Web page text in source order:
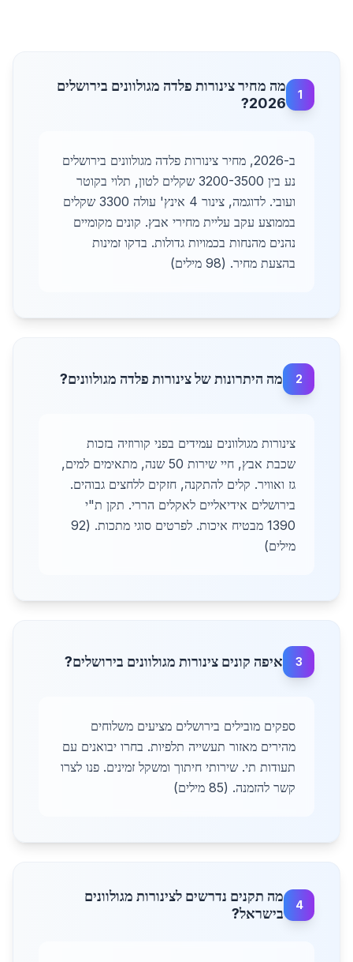
1
מה מחיר צינורות פלדה מגולוונים בירושלים
2026?
ב-2026, מחיר צינורות פלדה מגולוונים בירושלים
נע בין 3200-3500 שקלים לטון, תלוי בקוטר
ועובי. לדוגמה, צינור 4 אינץ' עולה 3300 שקלים
בממוצע עקב עליית מחירי אבץ. קונים מקומיים
נהנים מהנחות בכמויות גדולות. בדקו זמינות
בהצעת מחיר. (98 מילים)
2 מה היתרונות של צינורות פלדה מגולוונים?
צינורות מגולוונים עמידים בפני קורוזיה בזכות
שכבת אבץ, חיי שירות 50 שנה, מתאימים למים,
גז ואוויר. קלים להתקנה, חזקים ללחצים גבוהים.
בירושלים אידיאליים לאקלים הררי. תקן ת"י
1390 מבטיח איכות. לפרטים סוגי מתכות. (92
מילים)
3 איפה קונים צינורות מגולוונים בירושלים?
ספקים מובילים בירושלים מציעים משלוחים
מהירים מאזור תעשייה תלפיות. בחרו יבואנים עם
תעודות תי. שירותי חיתוך ומשקל זמינים. פנו לצרו
קשר להזמנה. (85 מילים)
4
מה תקנים נדרשים לצינורות מגולוונים
בישראל?